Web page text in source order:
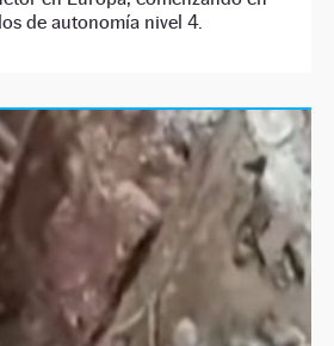
de autonomía nivel 4.